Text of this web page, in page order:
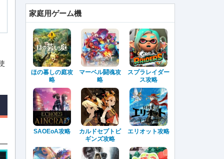
家庭用ゲーム機
ほの暮しの庭攻
略
マーベル闘魂攻
略
スプラレイダー
ス攻略
SAOEoA攻略
カルドセプトビ
ギンズ攻略
エリオット攻略